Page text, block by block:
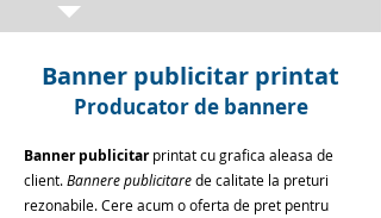
Banner publicitar printat
Producator de bannere
Banner publicitarprintat cu grafica aleasa de
client.Bannere publicitarede calitate la preturi
rezonabile. Cere acum o oferta de pret pentru